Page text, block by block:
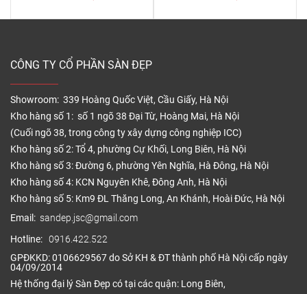
CÔNG TY CỔ PHẦN SÀN ĐẸP
Showroom: 339 Hoàng Quốc Việt, Cầu Giấy, Hà Nội
Kho hàng số 1: số 1 ngõ 38 Đại Từ, Hoàng Mai, Hà Nội
(Cuối ngõ 38, trong công ty xây dựng công nghiệp ICC)
Kho hàng số 2: Tổ 4, phường Cự Khối, Long Biên, Hà Nội
Kho hàng số 3: Đường 6, phường Yên Nghĩa, Hà Đông, Hà Nội
Kho hàng số 4: KCN Nguyên Khê, Đông Anh, Hà Nội
Kho hàng số 5: Km9 ĐL Thăng Long, An Khánh, Hoài Đức, Hà Nội
Email: sandep.jsc@gmail.com
Hotline: 0916.422.522
GPĐKKD: 0106629567 do Sở KH & ĐT thành phố Hà Nội cấp ngày
04/09/2014
Hệ thống đại lý Sàn Đẹp có tại các quận: Long Biên,